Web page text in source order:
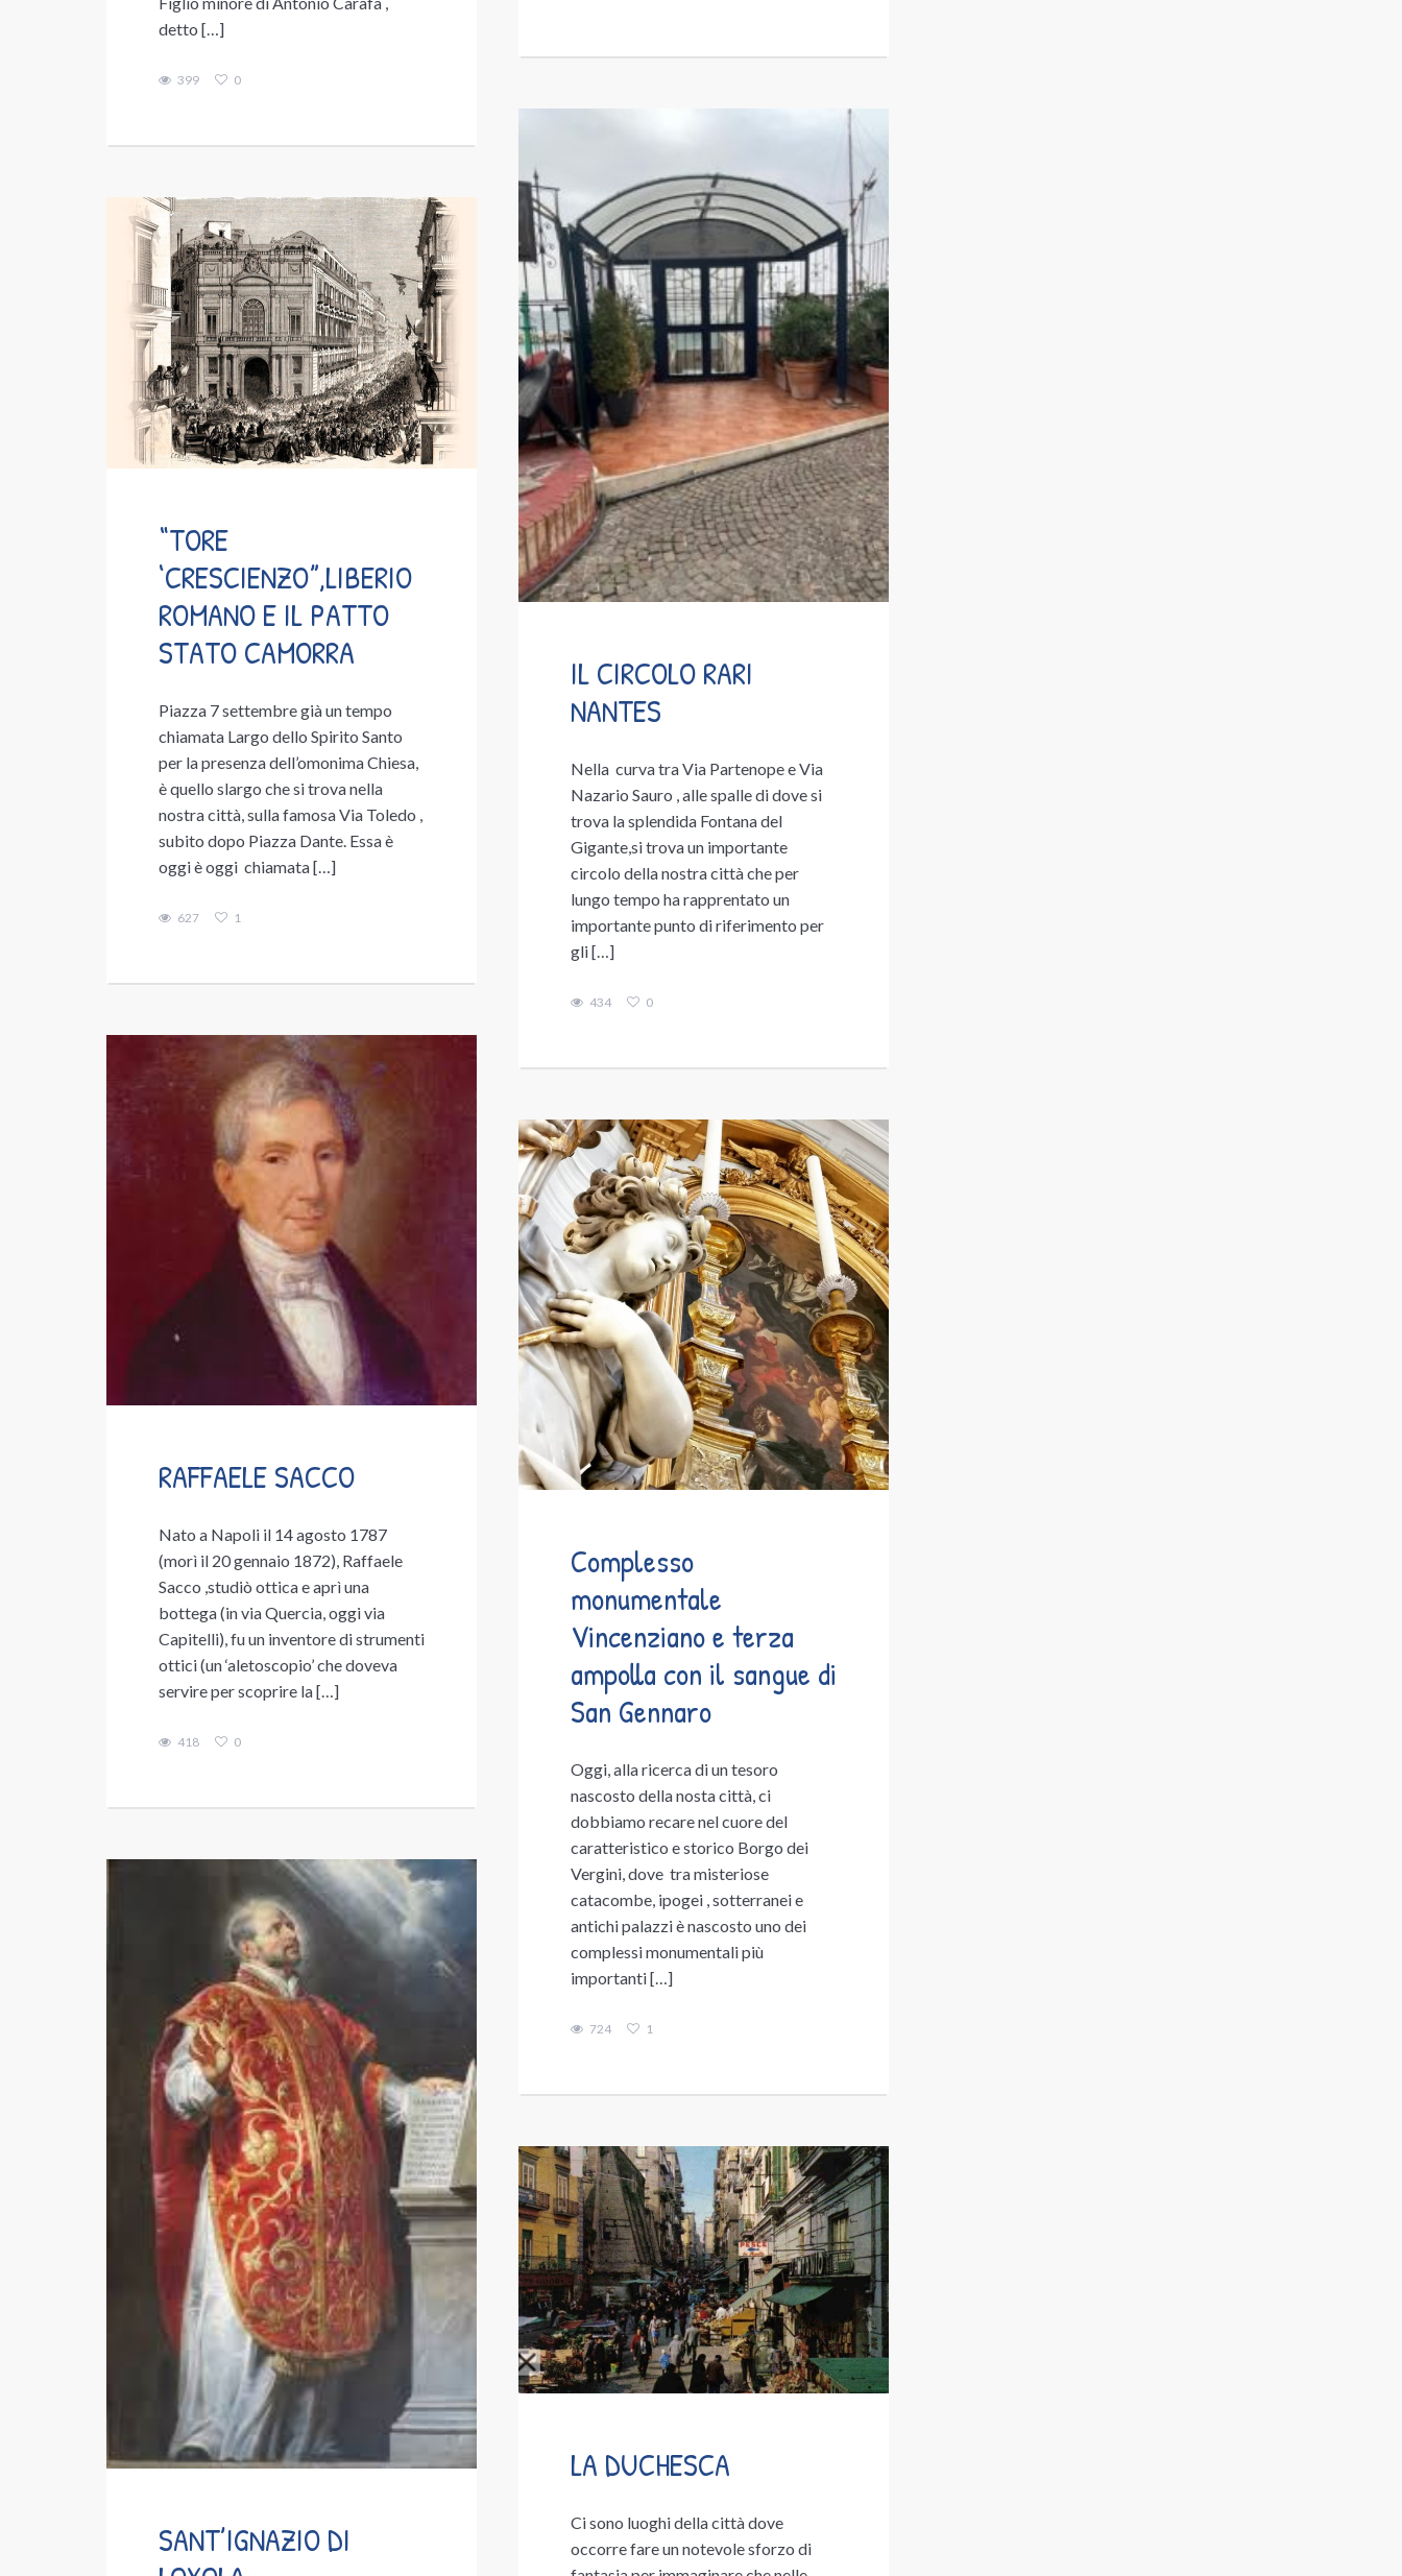
detto […]
399 0
IL CIRCOLO RARI
NANTES
Nella curva tra Via Partenope e Via
Nazario Sauro , alle spalle di dove si
trova la splendida Fontana del
Gigante,si trova un importante
circolo della nostra città che per
lungo tempo ha rapprentato un
importante punto di riferimento per
gli […]
434 0
“TORE
‘CRESCIENZO”,LIBERIO
ROMANO E IL PATTO
STATO CAMORRA
Piazza 7 settembre già un tempo
chiamata Largo dello Spirito Santo
per la presenza dell’omonima Chiesa,
è quello slargo che si trova nella
nostra città, sulla famosa Via Toledo ,
subito dopo Piazza Dante. Essa è
oggi è oggi chiamata […]
627 1
RAFFAELE SACCO
Nato a Napoli il 14 agosto 1787
(morì il 20 gennaio 1872), Raffaele
Sacco ,studiò ottica e aprì una
bottega (in via Quercia, oggi via
Capitelli), fu un inventore di strumenti
ottici (un ‘aletoscopio’ che doveva
servire per scoprire la […]
418 0
Complesso
monumentale
Vincenziano e terza
ampolla con il sangue di
San Gennaro
Oggi, alla ricerca di un tesoro
nascosto della nosta città, ci
dobbiamo recare nel cuore del
caratteristico e storico Borgo dei
Vergini, dove tra misteriose
catacombe, ipogei , sotterranei e
antichi palazzi è nascosto uno dei
complessi monumentali più
importanti […]
724 1
SANT’IGNAZIO DI
LA DUCHESCA
Ci sono luoghi della città dove
occorre fare un notevole sforzo di